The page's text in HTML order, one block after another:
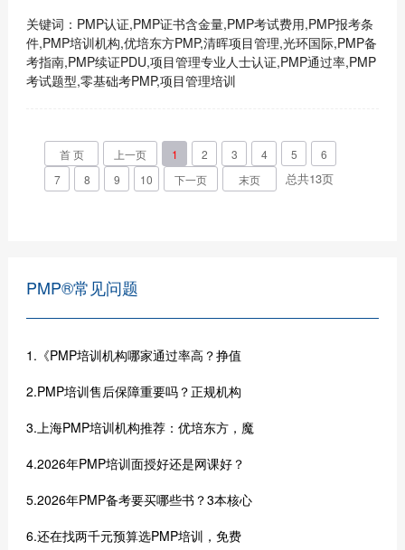
关键词：PMP认证,PMP证书含金量,PMP考试费用,PMP报考条
件,PMP培训机构,优培东方PMP,清晖项目管理,光环国际,PMP备
考指南,PMP续证PDU,项目管理专业人士认证,PMP通过率,PMP
考试题型,零基础考PMP,项目管理培训
首 页 上一页 1 2 3 4 5
6
7
8 9 10 下一页 末页 总共13页
PMP®常见问题
1.《PMP培训机构哪家通过率高？挣值
2.PMP培训售后保障重要吗？正规机构
3.上海PMP培训机构推荐：优培东方，魔
4.2026年PMP培训面授好还是网课好？
5.2026年PMP备考要买哪些书？3本核心
6.还在找两千元预算选PMP培训，免费